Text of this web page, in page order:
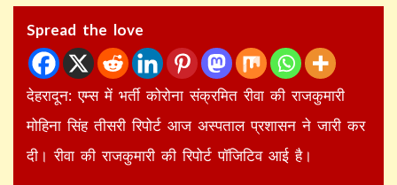
Spread the love
देहरादून: एम्स में भर्ती कोरोना संक्रमित रीवा की राजकुमारी
मोहिना सिंह तीसरी रिपोर्ट आज अस्पताल प्रशासन ने जारी कर
दी। रीवा की राजकुमारी की रिपोर्ट पॉजिटिव आई है।